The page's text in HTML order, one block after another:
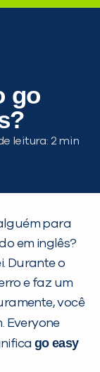
go
leitura:
para
em inglês?
Durante o
e faz um
você
Everyone
go easy